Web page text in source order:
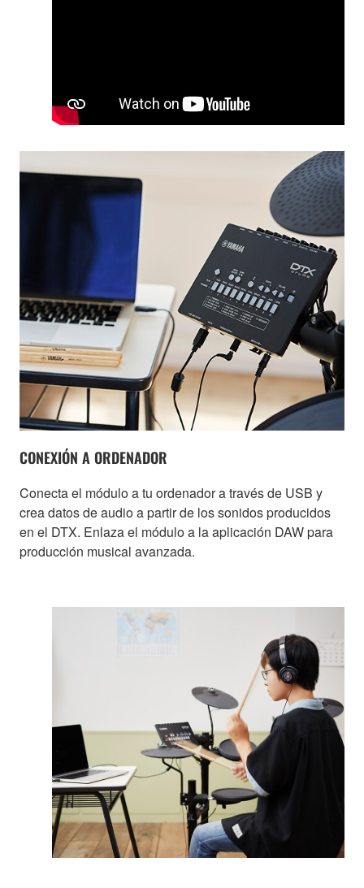
CONEXIÓN A ORDENADOR
Conecta el módulo a tu ordenador a través de USB y
crea datos de audio a partir de los sonidos producidos
en el DTX. Enlaza el módulo a la aplicación DAW para
producción musical avanzada.